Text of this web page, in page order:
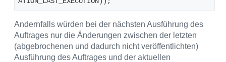
Andernfalls würden bei der nächsten Ausführung des
Auftrages nur die Änderungen zwischen der letzten
(abgebrochenen und dadurch nicht veröffentlichten)
Ausführung des Auftrages und der aktuellen